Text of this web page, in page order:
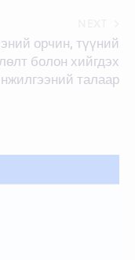
орчин, түүний
болон хийгдэх
талаар